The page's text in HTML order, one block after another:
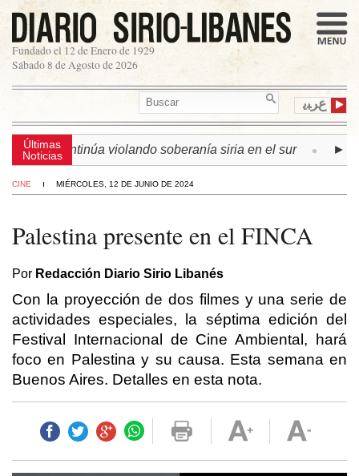
Fundado el 12 de Enero de 1929
Sábado 8 de Agosto de 2026
ﻉﺮﺒﻳ
Últimas
Noticias
continúa violando soberanía siria en el sur ►
CINE MIÉRCOLES, 12 DE JUNIO DE 2024
Palestina presente en el FINCA
Por Redacción Diario Sirio Libanés
Con la proyección de dos filmes y una serie de
actividades especiales, la séptima edición del
Festival Internacional de Cine Ambiental, hará
foco en Palestina y su causa. Esta semana en
Buenos Aires. Detalles en esta nota.